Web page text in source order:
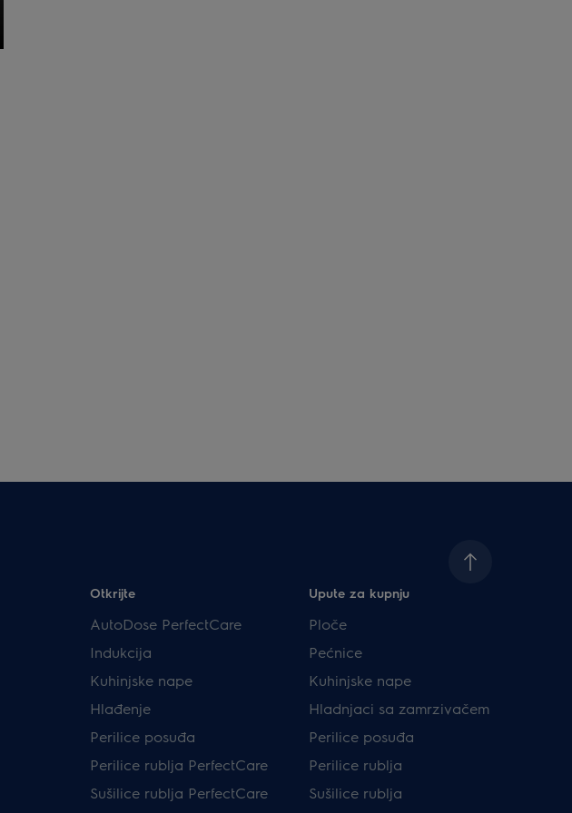
Otkrijte
AutoDose PerfectCare
Indukcija
Kuhinjske nape
Hlađenje
Perilice posuđa
Perilice rublja PerfectCare
Sušilice rublja PerfectCare
Upute za kupnju
Ploče
Pećnice
Kuhinjske nape
Hladnjaci sa zamrzivačem
Perilice posuđa
Perilice rublja
Sušilice rublja